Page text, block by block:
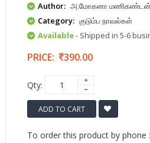
Author: அ.மோகனா மணிகண்டன்
Category: குடும்ப நாவல்கள்
Available- Shipped in 5-6
PRICE: 390.00
Qty:
ADD TO CART
To order this product by phone :